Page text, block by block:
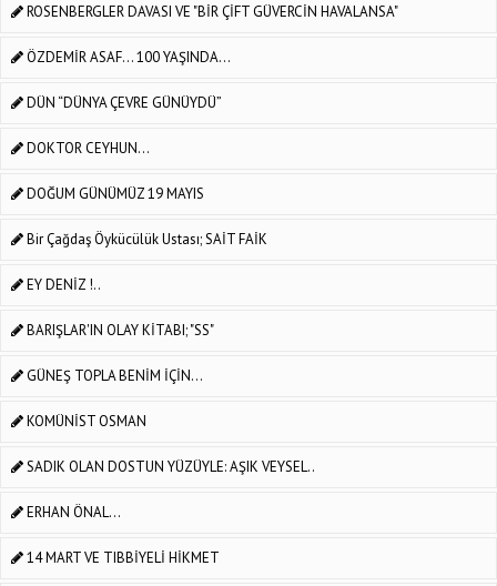
ROSENBERGLER DAVASI VE "BİR ÇİFT GÜVERCİN HAVALANSA"
ÖZDEMİR ASAF... 100 YAŞINDA...
DÜN “DÜNYA ÇEVRE GÜNÜYDÜ”
DOKTOR CEYHUN…
DOĞUM GÜNÜMÜZ 19 MAYIS
Bir Çağdaş Öykücülük Ustası; SAİT FAİK
EY DENİZ !..
BARIŞLAR'IN OLAY KİTABI; "SS"
GÜNEŞ TOPLA BENİM İÇİN…
KOMÜNİST OSMAN
SADIK OLAN DOSTUN YÜZÜYLE: AŞIK VEYSEL..
ERHAN ÖNAL...
14 MART VE TIBBİYELİ HİKMET